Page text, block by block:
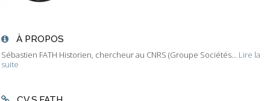
À PROPOS
Sébastien FATH Historien, chercheur au CNRS (Groupe Sociétés... Lire la
suite